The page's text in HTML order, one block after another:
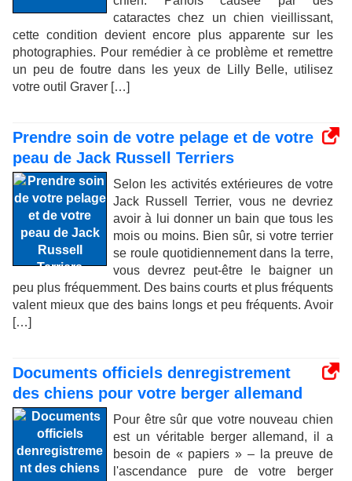
cataractes chez un chien vieillissant,
cette condition devient encore plus apparente sur les
photographies. Pour remédier à ce problème et remettre
un peu de foutre dans les yeux de Lilly Belle, utilisez
votre outil Graver […]
Prendre soin de votre pelage et de votre
peau de Jack Russell Terriers
Selon les activités extérieures de votre
Jack Russell Terrier, vous ne devriez
avoir à lui donner un bain que tous les
mois ou moins. Bien sûr, si votre terrier
se roule quotidiennement dans la terre,
vous devrez peut-être le baigner un
peu plus fréquemment. Des bains courts et plus fréquents
valent mieux que des bains longs et peu fréquents. Avoir
[…]
Documents officiels denregistrement
des chiens pour votre berger allemand
Pour être sûr que votre nouveau chien
est un véritable berger allemand, il a
besoin de « papiers » – la preuve de
l'ascendance pure de votre berger